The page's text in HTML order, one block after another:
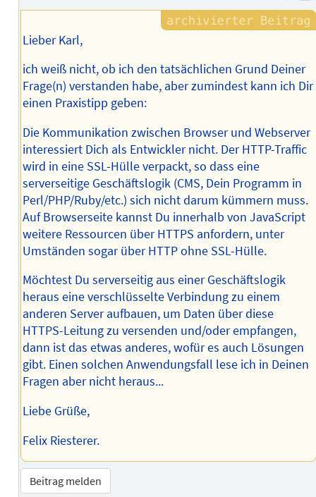
Autors
Lieber Karl,
ich weiß nicht, ob ich den tatsächlichen Grund Deiner
Frage(n) verstanden habe, aber zumindest kann ich Dir
einen Praxistipp geben:
Die Kommunikation zwischen Browser und Webserver
interessiert Dich als Entwickler nicht. Der HTTP-Traffic
wird in eine SSL-Hülle verpackt, so dass eine
serverseitige Geschäftslogik (CMS, Dein Programm in
Perl/PHP/Ruby/etc.) sich nicht darum kümmern muss.
Auf Browserseite kannst Du innerhalb von JavaScript
weitere Ressourcen über HTTPS anfordern, unter
Umständen sogar über HTTP ohne SSL-Hülle.
Möchtest Du serverseitig aus einer Geschäftslogik
heraus eine verschlüsselte Verbindung zu einem
anderen Server aufbauen, um Daten über diese
HTTPS-Leitung zu versenden und/oder empfangen,
dann ist das etwas anderes, wofür es auch Lösungen
gibt. Einen solchen Anwendungsfall lese ich in Deinen
Fragen aber nicht heraus...
Liebe Grüße,
Felix Riesterer.
Beitrag melden